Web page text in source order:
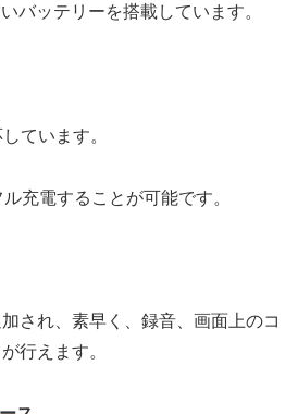
バッテリーを搭載しています。
ています。
充電することが可能です。
され、素早く、録音、画面上のコ
行えます。